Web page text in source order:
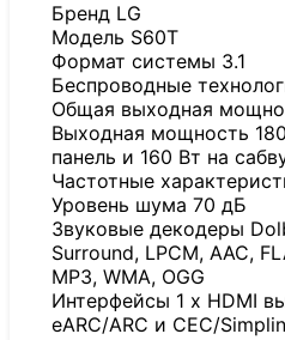
Бренд LG
Модель S60T
Формат системы 3.1
Беспроводные
Общая выходная
Выходная мощность
панель и 160 Вт на
Частотные
Уровень шума 70 дБ
Звуковые декодеры
Surround, LPCM, AAC,
MP3, WMA, OGG
Интерфейсы 1 x HDMI
eARC/ARC и CEC/